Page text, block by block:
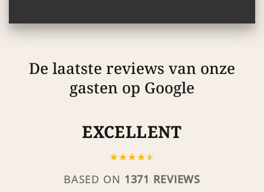
De laatste reviews van onze
gasten op Google
EXCELLENT
BASED ON 1371 REVIEWS